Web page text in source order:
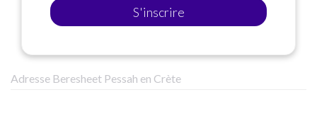
S'inscrire
Adresse Beresheet Pessah en Crète